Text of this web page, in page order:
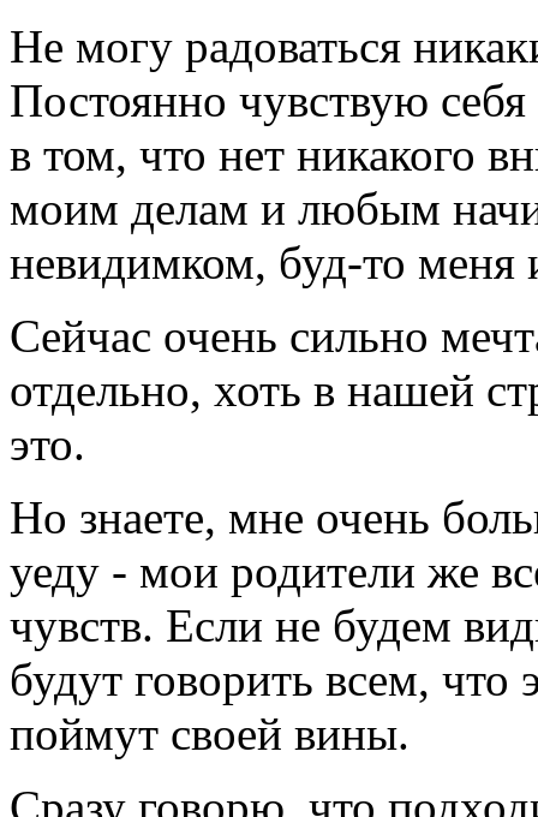
Не могу радоваться
Постоянно чувствую
в том, что нет никакого
моим делам и любым
невидимком, буд-то меня
Сейчас очень сильно
отдельно, хоть в нашей
это.
Но знаете, мне очень
уеду - мои родители же
чувств. Если не будем
будут говорить всем, что
поймут своей вины.
Сразу говорю, что